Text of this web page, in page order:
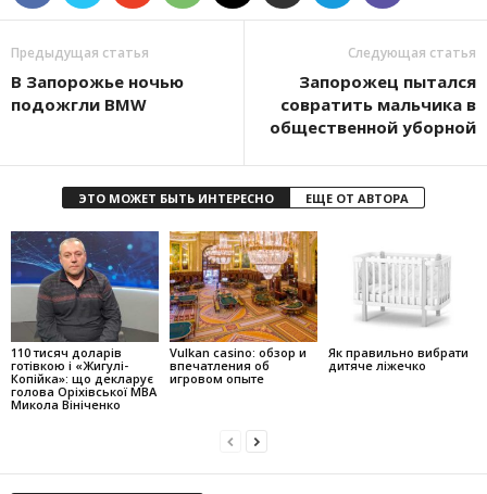
Предыдущая статья
В Запорожье ночью
подожгли BMW
Следующая статья
Запорожец пытался
совратить мальчика в
общественной уборной
ЭТО МОЖЕТ БЫТЬ ИНТЕРЕСНО ЕЩЕ ОТ АВТОРА
110 тисяч доларів
готівкою і «Жигулі-
Копійка»: що декларує
голова Оріхівської МВА
Микола Вініченко
Vulkan casino: обзор и
впечатления об
игровом опыте
Як правильно вибрати
дитяче ліжечко